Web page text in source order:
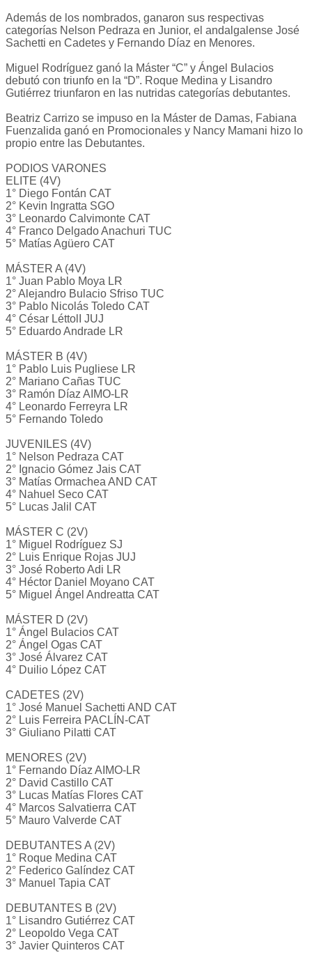
Además de los nombrados, ganaron sus respectivas
categorías Nelson Pedraza en Junior, el andalgalense José
Sachetti en Cadetes y Fernando Díaz en Menores.
Miguel Rodríguez ganó la Máster “C” y Ángel Bulacios
debutó con triunfo en la “D”. Roque Medina y Lisandro
Gutiérrez triunfaron en las nutridas categorías debutantes.
Beatriz Carrizo se impuso en la Máster de Damas, Fabiana
Fuenzalida ganó en Promocionales y Nancy Mamani hizo lo
propio entre las Debutantes.
PODIOS VARONES
ELITE (4V)
1° Diego Fontán CAT
2° Kevin Ingratta SGO
3° Leonardo Calvimonte CAT
4° Franco Delgado Anachuri TUC
5° Matías Agüero CAT
MÁSTER A (4V)
1° Juan Pablo Moya LR
2° Alejandro Bulacio Sfriso TUC
3° Pablo Nicolás Toledo CAT
4° César LéttolI JUJ
5° Eduardo Andrade LR
MÁSTER B (4V)
1° Pablo Luis Pugliese LR
2° Mariano Cañas TUC
3° Ramón Díaz AIMO-LR
4° Leonardo Ferreyra LR
5° Fernando Toledo
JUVENILES (4V)
1° Nelson Pedraza CAT
2° Ignacio Gómez Jais CAT
3° Matías Ormachea AND CAT
4° Nahuel Seco CAT
5° Lucas Jalil CAT
MÁSTER C (2V)
1° Miguel Rodríguez SJ
2° Luis Enrique Rojas JUJ
3° José Roberto Adi LR
4° Héctor Daniel Moyano CAT
5° Miguel Ángel Andreatta CAT
MÁSTER D (2V)
1° Ángel Bulacios CAT
2° Ángel Ogas CAT
3° José Álvarez CAT
4° Duilio López CAT
CADETES (2V)
1° José Manuel Sachetti AND CAT
2° Luis Ferreira PACLÍN-CAT
3° Giuliano Pilatti CAT
MENORES (2V)
1° Fernando Díaz AIMO-LR
2° David Castillo CAT
3° Lucas Matías Flores CAT
4° Marcos Salvatierra CAT
5° Mauro Valverde CAT
DEBUTANTES A (2V)
1° Roque Medina CAT
2° Federico Galíndez CAT
3° Manuel Tapia CAT
DEBUTANTES B (2V)
1° Lisandro Gutiérrez CAT
2° Leopoldo Vega CAT
3° Javier Quinteros CAT